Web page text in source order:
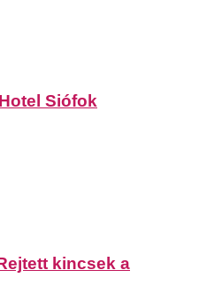
Siófok
kincsek a